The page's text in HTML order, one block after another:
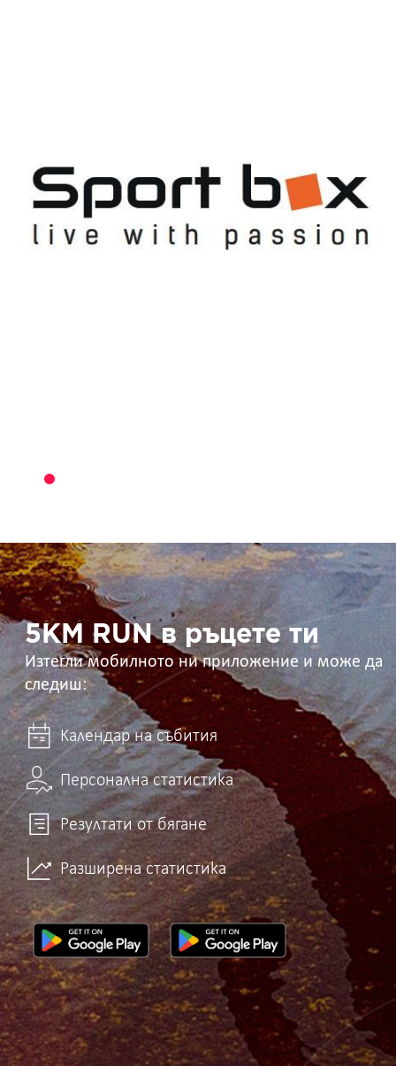
5KM
RUN
в
ръцете
ти 5KM RUN в ръцете ти
Изтегли мобилното ни приложение и може да
следиш:
Календар на събития
Персонална статистика
Резултати от бягане
Разширена статистика